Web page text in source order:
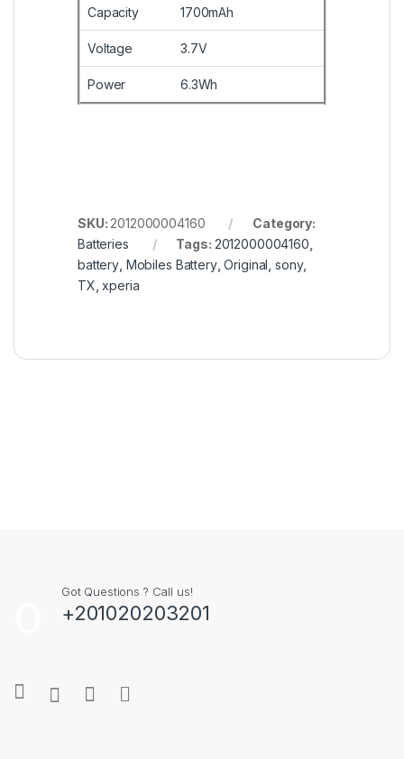
Capacity 1700mAh
Voltage 3.7V
Power 6.3Wh
SKU: 2012000004160
Category:
Batteries
Tags: 2012000004160
battery Mobiles Battery,Original ,sony,
TX ,xperia
Got Questions ? Call us!
+201020203201